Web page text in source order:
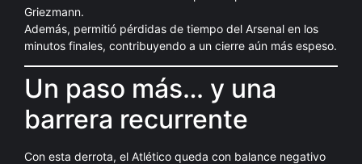
Griezmann.
Además, permitió pérdidas de tiempo del Arsenal en los
minutos finales, contribuyendo a un cierre aún más espeso.
Un paso más… y una
barrera recurrente
Con esta derrota, el Atlético queda con balance negativo